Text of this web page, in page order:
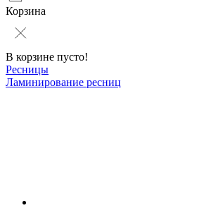
Корзина
В корзине пусто!
Ресницы
Ламинирование ресниц